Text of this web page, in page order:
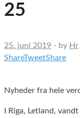
25
25. juni 2019 - by Hr
ShareTweetShare
Nyheder fra hele
I Riga, Letland,